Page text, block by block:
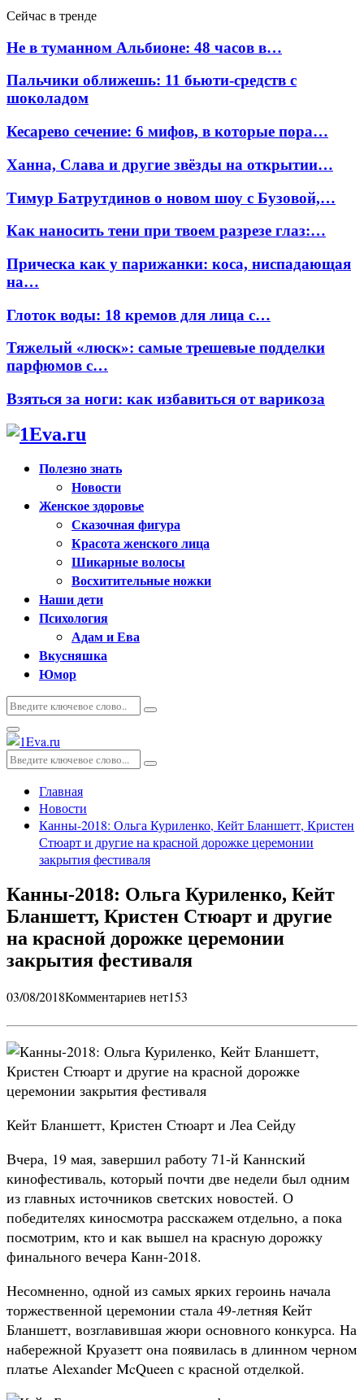
Сейчас в тренде
Не в туманном Альбионе: 48 часов в…
Пальчики оближешь: 11 бьюти-средств с
шоколадом
Кесарево сечение: 6 мифов, в которые пора…
Ханна, Слава и другие звёзды на открытии…
Тимур Батрутдинов о новом шоу с Бузовой,…
Как наносить тени при твоем разрезе глаз:…
Прическа как у парижанки: коса, ниспадающая
на…
Глоток воды: 18 кремов для лица с…
Тяжелый «люск»: самые трешевые подделки
парфюмов с…
Взяться за ноги: как избавиться от варикоза
Полезно знать
Новости
Женское здоровье
Сказочная фигура
Красота женского лица
Шикарные волосы
Восхитительные ножки
Наши дети
Психология
Адам и Ева
Вкусняшка
Юмор
Искать:
Поиск
Основное
меню
Искать:
Поиск
Главная
Новости
Канны-2018: Ольга Куриленко, Кейт Бланшетт, Кристен
Стюарт и другие на красной дорожке церемонии
закрытия фестиваля
Канны-2018: Ольга Куриленко, Кейт
Бланшетт, Кристен Стюарт и другие
на красной дорожке церемонии
закрытия фестиваля
03/08/2018Комментариев нет153
Кейт Бланшетт, Кристен Стюарт и Леа Сейду
Вчера, 19 мая, завершил работу 71-й Каннский
кинофестиваль, который почти две недели был одним
из главных источников светских новостей. О
победителях киносмотра расскажем отдельно, а пока
посмотрим, кто и как вышел на красную дорожку
финального вечера Канн-2018.
Несомненно, одной из самых ярких героинь начала
торжественной церемонии стала 49-летняя Кейт
Бланшетт, возглавившая жюри основного конкурса. На
набережной Круазетт она появилась в длинном черном
платье Alexander McQueen с красной отделкой.